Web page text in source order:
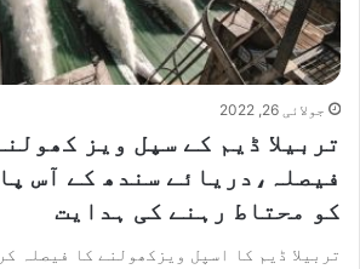
جولائی 26, 2022
تربیلا ڈیم کے سپل ویز
فیصلہ،دریائے سندھ کے آس
کو محتاط رہنے کی ہدایت
تربیلا ڈیم کا اسپل ویزکھولنے کا فیصلہ